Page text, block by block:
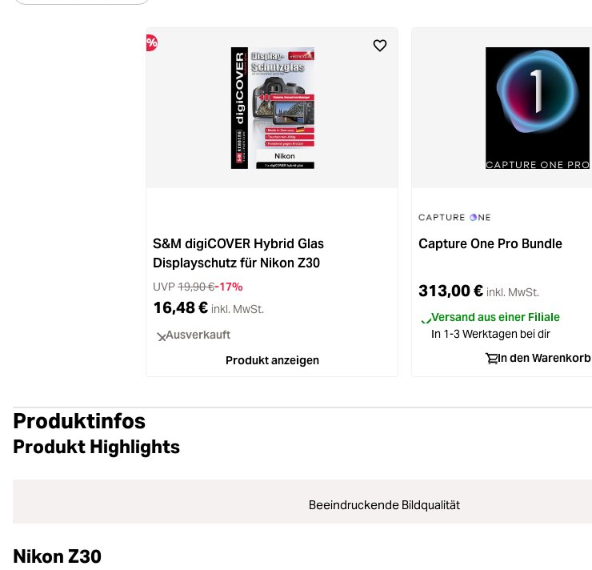
%
S&M digiCOVER Hybrid Glas
Displayschutz für Nikon Z30
UVP19,90 €-17%
16,48 € inkl. MwSt.
Ausverkauft
Produkt anzeigen
Capture One Pro Bundle
313,00 € inkl. MwSt.
Versand aus einer Filiale
In 1-3 Werktagen bei dir
In den Warenkorb
Produktinfos
Produkt Highlights
Beeindruckende Bildqualität
Nikon Z30